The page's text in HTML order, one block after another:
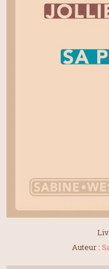
Auteur :